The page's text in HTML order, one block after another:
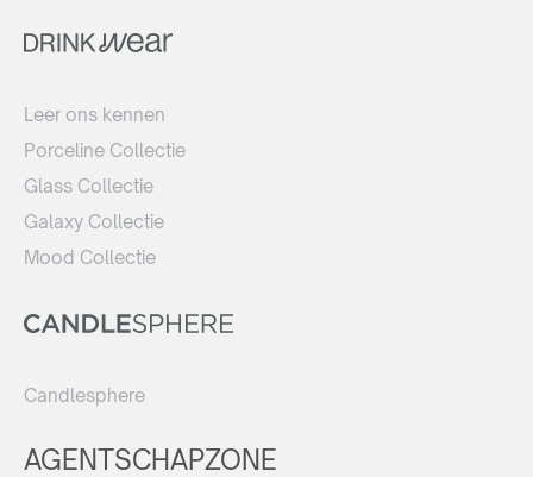
Leer ons kennen
Porceline Collectie
Glass Collectie
Galaxy Collectie
Mood Collectie
Candlesphere
AGENTSCHAPZONE